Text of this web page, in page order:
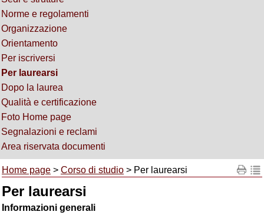
Norme e regolamenti
Organizzazione
Orientamento
Per iscriversi
Per laurearsi
Dopo la laurea
Qualità e certificazione
Foto Home page
Segnalazioni e reclami
Area riservata documenti
Home page > Corso di studio > Per laurearsi
Per laurearsi
Informazioni generali